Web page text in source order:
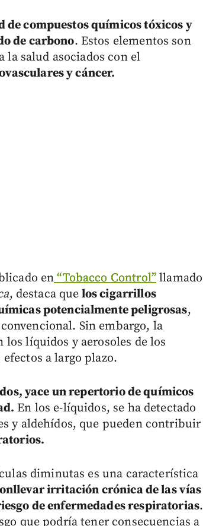
de compuestos químicos tóxicos y
de carbono. Estos elementos son
la salud asociados con el
y cáncer.
en“Tobacco Control” llamado
, destaca que los cigarrillos
potencialmente peligrosas,
Sin embargo, la
líquidos y aerosoles de los
a largo plazo.
yace un repertorio de químicos
En los e-líquidos, se ha detectado
y aldehídos, que pueden contribuir
diminutas es una característica
irritación crónica de las vías
de enfermedades respiratorias.
que podría tener consecuencias a